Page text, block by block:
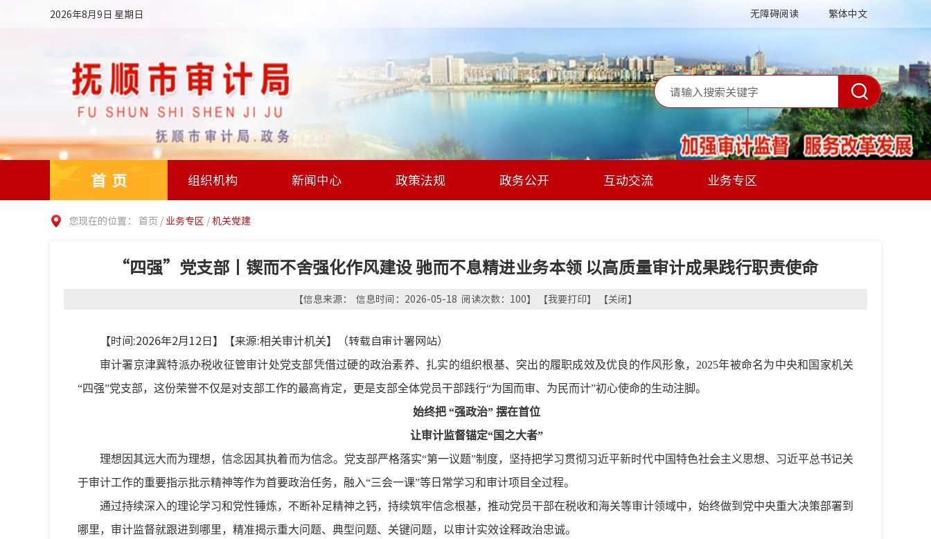
2026年8月9日 星期日 无障碍阅读 繁体中文
首页 组织机构 新闻中心 政策法规 政务公开 互动交流 业务专区
您现在的位置： 首页 /业务专区 /机关党建
“四强”党支部丨锲而不舍强化作风建设 驰而不息精进业务本领 以高质量审计成果践行职责使命
【信息来源： 信息时间：2026-05-18 阅读次数： 100】 【我要打印】 【关闭】
【时间:2026年2月12日】【来源:相关审计机关】（转载自审计署网站）
审计署京津冀特派办税收征管审计处党支部凭借过硬的政治素养、扎实的组织根基、突出的履职成效及优良的作风形象，2025年被命名为中央和国家机关
“四强”党支部，这份荣誉不仅是对支部工作的最高肯定，更是支部全体党员干部践行“为国而审、为民而计”初心使命的生动注脚。
始终把 “强政治” 摆在首位
让审计监督锚定“国之大者”
理想因其远大而为理想，信念因其执着而为信念。党支部严格落实“第一议题”制度，坚持把学习贯彻习近平新时代中国特色社会主义思想、习近平总书记关
于审计工作的重要指示批示精神等作为首要政治任务，融入“三会一课”等日常学习和审计项目全过程。
通过持续深入的理论学习和党性锤炼，不断补足精神之钙，持续筑牢信念根基，推动党员干部在税收和海关等审计领域中，始终做到党中央重大决策部署到
哪里，审计监督就跟进到哪里，精准揭示重大问题、典型问题、关键问题，以审计实效诠释政治忠诚。